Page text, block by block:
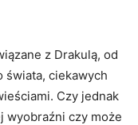
z Drakulą, od
świata, ciekawych
Czy jednak
wyobraźni czy może